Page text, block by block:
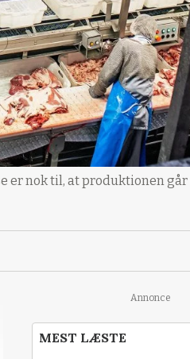
er nok til, at produktionen
Annonce
MEST LÆSTE